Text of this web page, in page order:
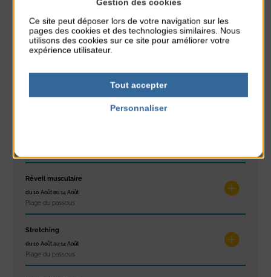
Glisse & Environnement
du 9 Août au 9 Août
Place du Général de Gaulle
Réveil musculaire
du 10 Août au 14 Août
Plage du passous
Stretching
du 10 Août au 14 Août
Plage du passous
Ce site peut déposer lors de votre navigation sur les
pages des cookies et des technologies similaires. Nous
utilisons des cookies sur ce site pour améliorer votre
expérience utilisateur.
Tout accepter
Personnaliser